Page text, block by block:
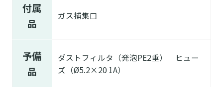
付属
品
ガス捕集口
予備
品
ダストフィルタ（発泡PE2重） ヒュー
ズ（Ø5.2×20 1A）